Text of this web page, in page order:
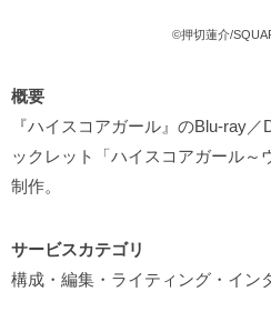
©押切蓮介/
概要
『ハイスコアガール』のBlu-ray
ックレット「ハイスコアガール～
制作。
サービスカテゴリ
構成・編集・ライティング・イン